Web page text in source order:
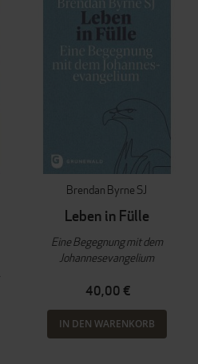
Brendan Byrne SJ
Leben in Fülle
Eine Begegnung mit dem
Johannesevangelium
40,00 €
IN DEN WARENKORB